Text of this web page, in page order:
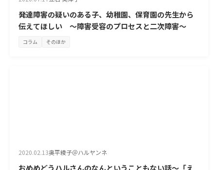
発達障害の疑いのある子、幼稚園、保育園の先生から
伝えてほしい ～障害受容のプロセスと二次障害～
コラム そのほか
2020.02.13奥平綾子＠ハルヤンネ
おめめどうハルさんのなんということもない話～「え